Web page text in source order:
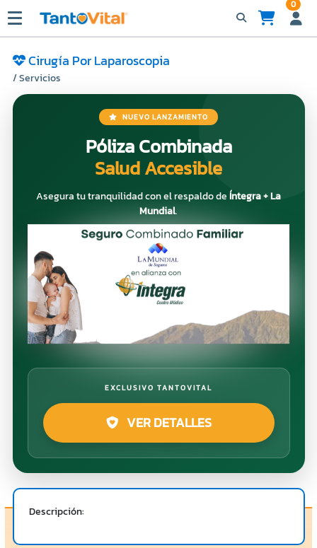
0
Cirugía Por Laparoscopia
/ Servicios
NUEVO LANZAMIENTO
Póliza Combinada
Salud Accesible
Asegura tu tranquilidad con el respaldo deÍntegra + La
Mundial.
EXCLUSIVO TANTOVITAL
VER DETALLES
Descripción: